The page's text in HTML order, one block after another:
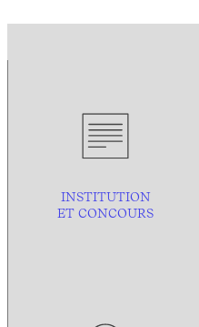
INSTITUTION
ET CONCOURS